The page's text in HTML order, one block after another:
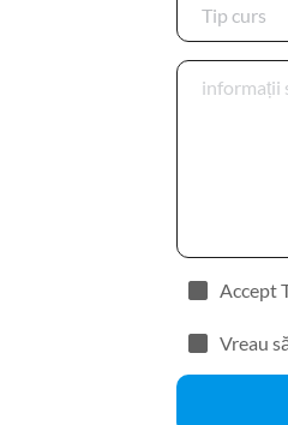
Tip curs
Accept
Vreau